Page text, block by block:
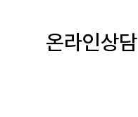
온라인상담